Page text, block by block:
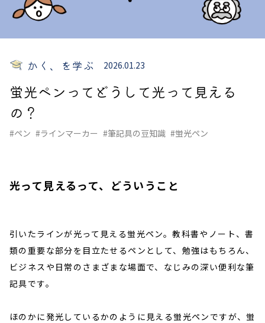
かく、を学ぶ 2026.01.23
蛍光ペンってどうして光って見える
の？
#ペン #ラインマーカー #筆記具の豆知識 #蛍光ペン
光って見えるって、どういうこと
引いたラインが光って見える蛍光ペン。教科書やノート、書
類の重要な部分を目立たせるペンとして、勉強はもちろん、
ビジネスや日常のさまざまな場面で、なじみの深い便利な筆
記具です。
ほのかに発光しているかのように見える蛍光ペンですが、蛍